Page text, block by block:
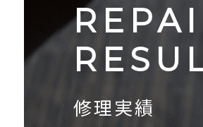
修理実績